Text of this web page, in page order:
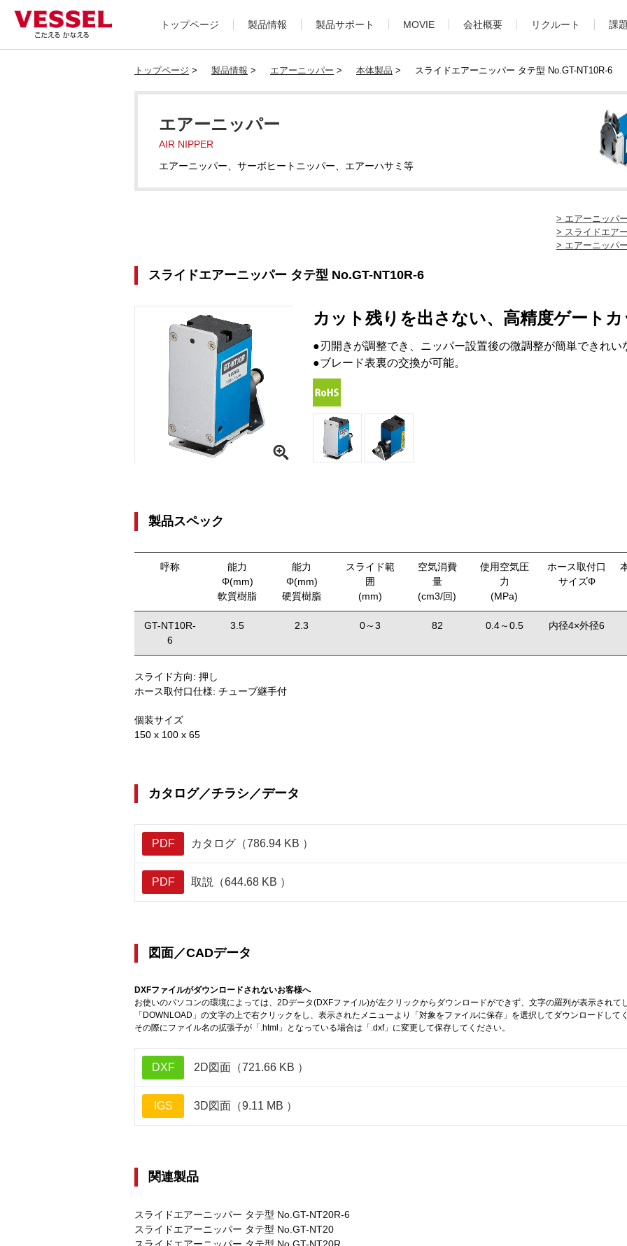
トップページ 製品情報 製品サポート MOVIE 会社概要 リクルート 課
トップページ > 製品情報 > エアーニッパー > 本体製品 > スライドエアーニッパー タテ型 No.GT-NT10R-6
エアーニッパー
AIR NIPPER
エアーニッパー、サーボヒートニッパー、エアーハサミ等
> エアーニッパ
> スライドエア
> エアーニッパ
スライドエアーニッパー タテ型 No.GT-NT10R-6
カット残りを出さない、高精度ゲートカ
●刃開きが調整でき、ニッパー設置後の微調整が簡単できれい
●ブレード表裏の交換が可能。
製品スペック
呼称
能力
Φ(mm)
軟質樹脂
能力
Φ(mm)
硬質樹脂
スライド範
囲
(mm)
空気消費
量
(cm3/回)
使用空気圧
力
(MPa)
ホース取付口
サイズΦ
GT-NT10R-
6
3.5 2.3 0～3 82 0.4～0.5 内径4×外径6
スライド方向: 押し
ホース取付口仕様: チューブ継手付
個装サイズ
150 x 100 x 65
カタログ／チラシ／データ
PDF カタログ（786.94 KB ）
PDF 取説（644.68 KB ）
図面／CADデータ
DXFファイルがダウンロードされないお客様へ
お使いのパソコンの環境によっては、2Dデータ(DXFファイル)が左クリックからダウンロードができず、文字の羅列が表示されて
「DOWNLOAD」の文字の上で右クリックをし、表示されたメニューより「対象をファイルに保存」を選択してダウンロードしてく
その際にファイル名の拡張子が「.html」となっている場合は「.dxf」に変更して保存してください。
DXF 2D図面（721.66 KB ）
IGS 3D図面（9.11 MB ）
関連製品
スライドエアーニッパー タテ型 No.GT-NT20R-6
スライドエアーニッパー タテ型 No.GT-NT20